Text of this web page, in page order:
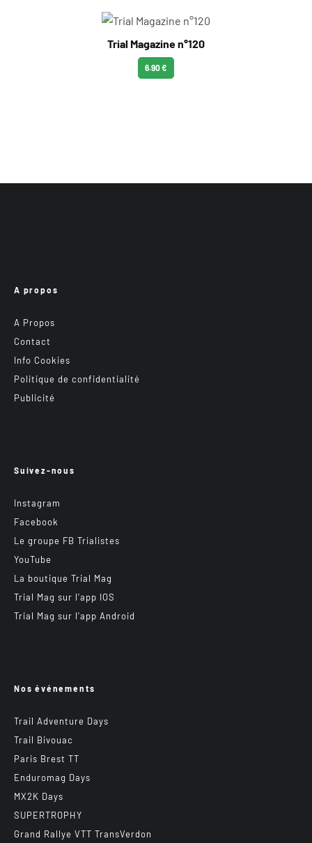
Trial Magazine n°120
6.90 €
A propos
A Propos
Contact
Info Cookies
Politique de confidentialité
Publicité
Suivez-nous
Instagram
Facebook
Le groupe FB Trialistes
YouTube
La boutique Trial Mag
Trial Mag sur l’app IOS
Trial Mag sur l’app Android
Nos événements
Trail Adventure Days
Trail Bivouac
Paris Brest TT
Enduromag Days
MX2K Days
SUPERTROPHY
Grand Rallye VTT TransVerdon